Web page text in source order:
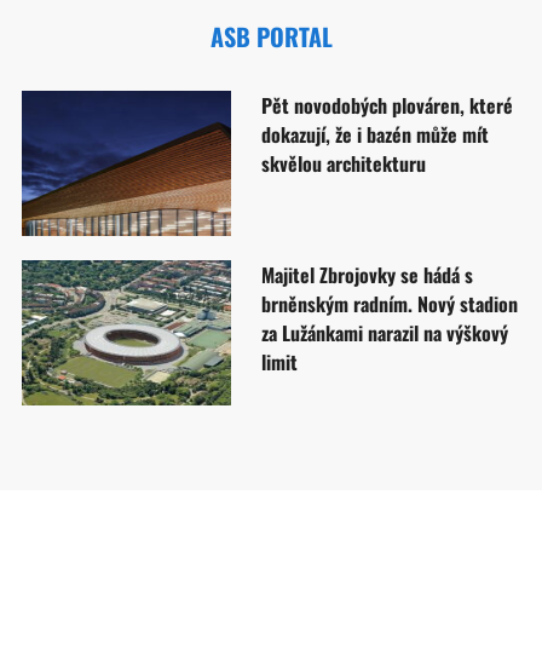
ASB PORTAL
Pět novodobých plováren, které
dokazují, že i bazén může mít
skvělou architekturu
Majitel Zbrojovky se hádá s
brněnským radním. Nový stadion
za Lužánkami narazil na výškový
limit